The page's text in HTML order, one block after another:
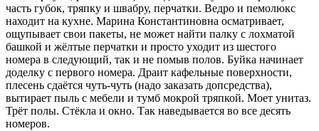
часть губок, тряпку и швабру, перчатки. Ведро и пемолюкс
находит на кухне. Марина Константиновна осматривает,
ощупывает свои пакеты, не может найти палку с лохматой
башкой и жёлтые перчатки и просто уходит из шестого
номера в следующий, так и не помыв полов. Буйка начинает
доделку с первого номера. Драит кафельные поверхности,
плесень сдаётся чуть-чуть (надо заказать допсредства),
вытирает пыль с мебели и тумб мокрой тряпкой. Моет унитаз.
Трёт полы. Стёкла и окно. Так наведывается во все десять
номеров.